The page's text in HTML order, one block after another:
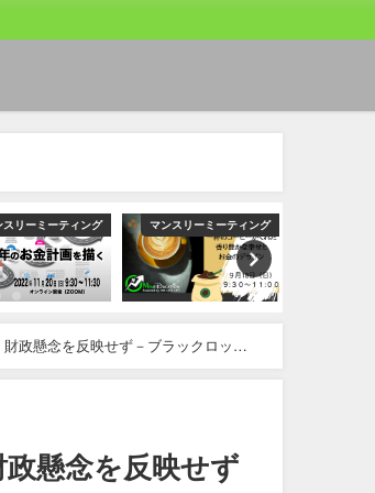
スリーミーティング マンスリーミーティング
政懸念を反映せず－ブラックロック
懸念を反映せず